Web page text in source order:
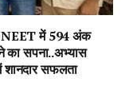
NEET में 594 अंक
का सपना..अभ्यास
शानदार सफलता